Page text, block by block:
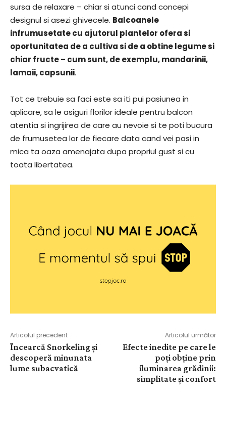
sursa de relaxare – chiar si atunci cand concepi
designul si asezi ghivecele. Balcoanele
infrumusetate cu ajutorul plantelor ofera si
oportunitatea de a cultiva si de a obtine legume si
chiar fructe – cum sunt, de exemplu, mandarinii,
lamaii, capsunii.
Tot ce trebuie sa faci este sa iti pui pasiunea in
aplicare, sa le asiguri florilor ideale pentru balcon
atentia si ingrijirea de care au nevoie si te poti bucura
de frumusetea lor de fiecare data cand vei pasi in
mica ta oaza amenajata dupa propriul gust si cu
toata libertatea.
Articolul precedent
Încearcă Snorkeling și
descoperă minunata
lume subacvatică
Articolul următor
Efecte inedite pe care le
poți obține prin
iluminarea grădinii:
simplitate și confort